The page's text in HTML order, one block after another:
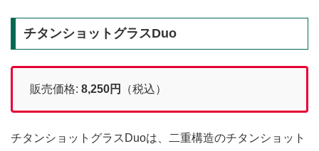
チタンショットグラスDuo
販売価格: 8,250円 （税込）
チタンショットグラスDuoは、二重構造のチタンショット